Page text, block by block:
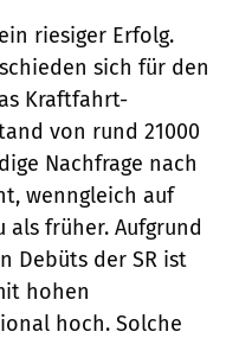
riesiger Erfolg.
sich für den
Kraftfahrt-
von rund 21000
Nachfrage nach
wenngleich auf
früher. Aufgrund
Debüts der SR ist
hohen
hoch. Solche